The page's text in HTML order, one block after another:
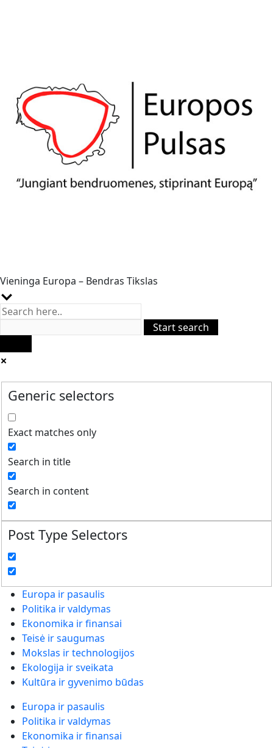
Vieninga Europa – Bendras Tikslas
Generic selectors
Exact matches only
Search in title
Search in content
Post Type Selectors
Europa ir pasaulis
Politika ir valdymas
Ekonomika ir finansai
Teisė ir saugumas
Mokslas ir technologijos
Ekologija ir sveikata
Kultūra ir gyvenimo būdas
Europa ir pasaulis
Politika ir valdymas
Ekonomika ir finansai